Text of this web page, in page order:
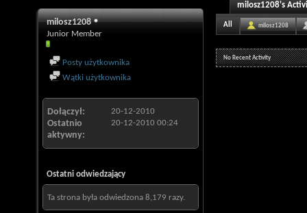
milosz1208
Junior Member
Posty użytkownika
Wątki użytkownika
Dołączył 20-12-2010
Ostatnio
aktywny
20-12-2010 00:24
Ostatni odwiedzający
Ta strona była odwiedzona 8,179 razy.
milosz1208's
All milosz1208
No Recent Activity